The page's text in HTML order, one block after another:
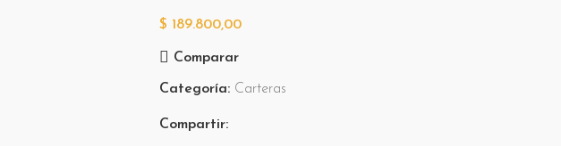
$ 189.800,00
Comparar
Categoría: Carteras
Compartir: